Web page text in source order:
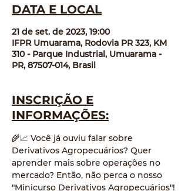
DATA E LOCAL
21 de set. de 2023, 19:00
IFPR Umuarama, Rodovia PR 323, KM
310 - Parque Industrial, Umuarama -
PR, 87507-014, Brasil
INSCRIÇÃO E
INFORMAÇÕES:
🌾📈 Você já ouviu falar sobre
Derivativos Agropecuários? Quer
aprender mais sobre operações no
mercado? Então, não perca o nosso
"Minicurso Derivativos Agropecuários"!